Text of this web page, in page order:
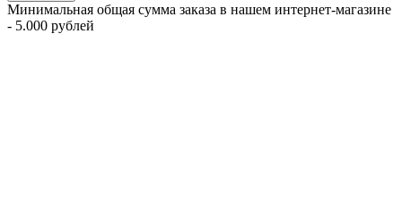
Минимальная общая сумма заказа в нашем интернет-магазине
- 5.000 рублей